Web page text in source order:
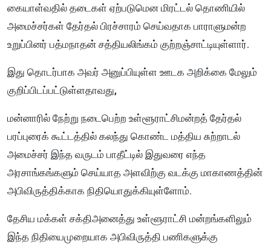
கையாள்வதில் தடைகள் ஏற்படுமென மிரட்டல் தொணியில்
அமைச்சர்கள் தேர்தல் பிரச்சாரம் செய்வதாக பாராளுமன்ற
உறுப்பினர் பத்மநாதன் சத்தியலிங்கம் குற்றஞ்சாட்டியுள்ளார்.
இது தொடர்பாக அவர் அனுப்பியுள்ள ஊடக அறிக்கை மேலும்
குறிப்பிடப்பட்டுள்ளதாவது,
மன்னாரில் நேற்று நடைபெற்ற உள்ளூராட்சிமன்றத் தேர்தல்
பரப்புரைக் கூட்டத்தில் கலந்து கொண்ட மத்திய சுற்றாடல்
அமைச்சர் இந்த வருடம் பாதீட்டில் இதுவரை எந்த
அரசாங்கங்களும் செய்யாத அளவிற்கு வடக்கு மாகாணத்தின்
அபிவிருத்திக்காக நிதியொதுக்கியுள்ளோம்.
தேசிய மக்கள் சக்திஅனைத்து உள்ளூராட்சி மன்றங்களிலும்
இந்த நிதியைமுறையாக அபிவிருத்தி பணிகளுக்கு